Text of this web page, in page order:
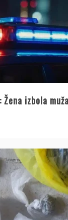
Žena izbola